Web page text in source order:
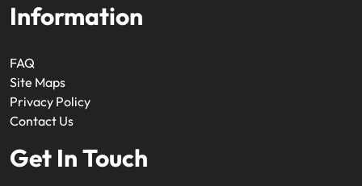
Information
FAQ
Site Maps
Privacy Policy
Contact Us
Get In Touch